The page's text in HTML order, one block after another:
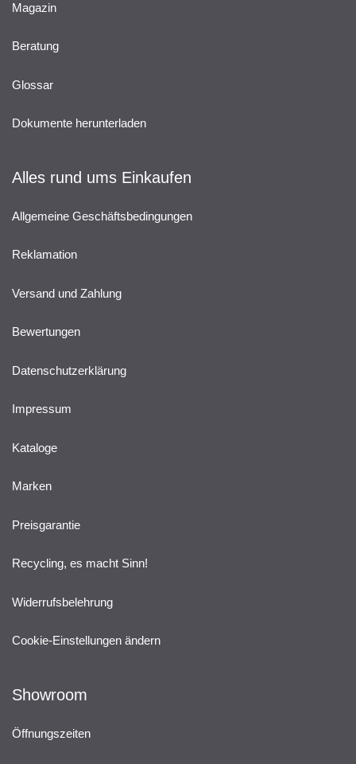
Magazin
Beratung
Glossar
Dokumente herunterladen
Alles rund ums Einkaufen
Allgemeine Geschäftsbedingungen
Reklamation
Versand und Zahlung
Bewertungen
Datenschutzerklärung
Impressum
Kataloge
Marken
Preisgarantie
Recycling, es macht Sinn!
Widerrufsbelehrung
Cookie-Einstellungen ändern
Showroom
Öffnungszeiten